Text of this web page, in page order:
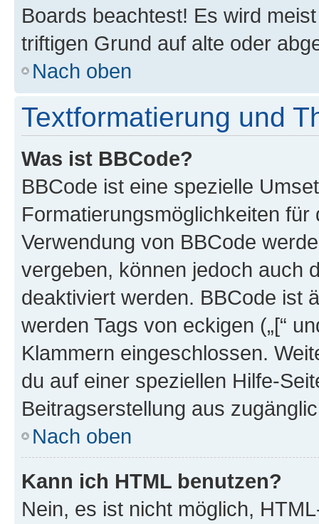
Boards beachtest! Es wird
triftigen Grund auf alte oder
Nach oben
Textformatierung und
Was ist BBCode?
BBCode ist eine spezielle
Formatierungsmöglichkeiten
Verwendung von BBCode
vergeben, können jedoch auch
deaktiviert werden. BBCode ist
werden Tags von eckigen („[“
Klammern eingeschlossen.
du auf einer speziellen Hilfe-
Beitragserstellung aus
Nach oben
Kann ich HTML benutzen?
Nein, es ist nicht möglich,